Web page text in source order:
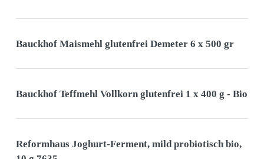
Bauckhof Maismehl glutenfrei Demeter 6 x 500 gr
Bauckhof Teffmehl Vollkorn glutenfrei 1 x 400 g - Bio
Reformhaus Joghurt-Ferment, mild probiotisch bio,